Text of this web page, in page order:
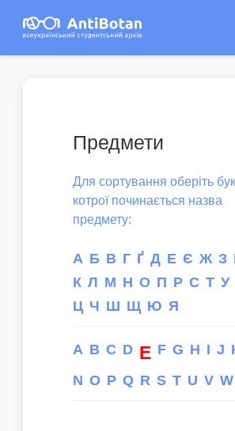
Предмети
Для сортування оберіть
котрої починається назва
предмету:
А Б В Г Ґ Д Е Є Ж З
К Л М Н О П Р С Т У
Ц Ч Ш Щ Ю Я
A B C D E F G H I J
N O P Q R S T U V W